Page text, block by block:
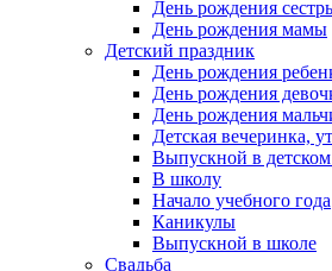
День рождения
День рождения мамы
Детский праздник
День рождения
День рождения
День рождения
Детская вечеринка,
Выпускной в детском
В школу
Начало учебного года
Каникулы
Выпускной в школе
Свадьба